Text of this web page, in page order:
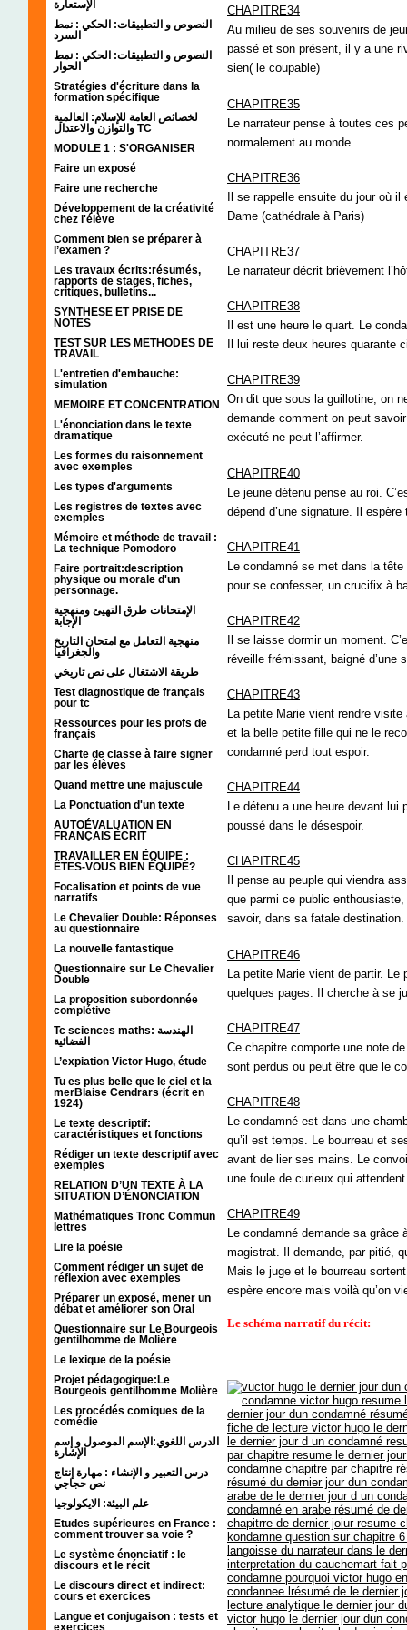
الإستعارة
النصوص و التطبيقات: الحكي : نمط
السرد
النصوص و التطبيقات: الحكي : نمط
الحوار
Stratégies d'écriture dans la
formation spécifique
لخصائص العامة للإسلام: العالمية
والتوازن والاعتدال TC
MODULE 1 : S'ORGANISER
Faire un exposé
Faire une recherche
Développement de la créativité
chez l'élève
Comment bien se préparer à
l’examen ?
Les travaux écrits:résumés,
rapports de stages, fiches,
critiques, bulletins...
SYNTHESE ET PRISE DE
NOTES
TEST SUR LES METHODES DE
TRAVAIL
L'entretien d'embauche:
simulation
MEMOIRE ET CONCENTRATION
L'énonciation dans le texte
dramatique
Les formes du raisonnement
avec exemples
Les types d'arguments
Les registres de textes avec
exemples
Mémoire et méthode de travail :
La technique Pomodoro
Faire portrait:description
physique ou morale d'un
personnage.
الإمتحانات طرق التهيئ ومنهجية
الإجابة
منهجية التعامل مع امتحان التاريخ
والجغرافيا
طريقة الاشتغال على نص تاريخي
Test diagnostique de français
pour tc
Ressources pour les profs de
français
Charte de classe à faire signer
par les élèves
Quand mettre une majuscule
La Ponctuation d'un texte
AUTOÉVALUATION EN
FRANÇAIS ÉCRIT
TRAVAILLER EN ÉQUIPE :
ÊTES-VOUS BIEN ÉQUIPÉ?
Focalisation et points de vue
narratifs
Le Chevalier Double: Réponses
au questionnaire
La nouvelle fantastique
Questionnaire sur Le Chevalier
Double
La proposition subordonnée
complétive
Tc sciences maths: الهندسة
الفضائية
L’expiation Victor Hugo, étude
Tu es plus belle que le ciel et la
merBlaise Cendrars (écrit en
1924)
Le texte descriptif:
caractéristiques et fonctions
Rédiger un texte descriptif avec
exemples
RELATION D’UN TEXTE À LA
SITUATION D’ÉNONCIATION
Mathématiques Tronc Commun
lettres
Lire la poésie
Comment rédiger un sujet de
réflexion avec exemples
Préparer un exposé, mener un
débat et améliorer son Oral
Questionnaire sur Le Bourgeois
gentilhomme de Molière
Le lexique de la poésie
Projet pédagogique:Le
Bourgeois gentilhomme Molière
Les procédés comiques de la
comédie
الدرس اللغوي:الإسم الموصول و إسم
الإشارة
درس التعبير و الإنشاء : مهارة إنتاج
نص حجاجي
علم البيئة: الايكولوجيا
Etudes supérieures en France :
comment trouver sa voie ?
Le système énonciatif : le
discours et le récit
Le discours direct et indirect:
cours et exercices
Langue et conjugaison : tests et
exercices
CHAPITRE34
Au milieu de ses souvenirs de
passé et son présent, il y a une
sien( le coupable)
CHAPITRE35
Le narrateur pense à toutes ces
normalement au monde.
CHAPITRE36
Il se rappelle ensuite du jour où
Dame (cathédrale à Paris)
CHAPITRE37
Le narrateur décrit brièvement
CHAPITRE38
Il est une heure le quart. Le
Il lui reste deux heures quarante
CHAPITRE39
On dit que sous la guillotine, on
demande comment on peut
exécuté ne peut l’affirmer.
CHAPITRE40
Le jeune détenu pense au roi.
dépend d’une signature. Il espère
CHAPITRE41
Le condamné se met dans la tête
pour se confesser, un crucifix à
CHAPITRE42
Il se laisse dormir un moment.
réveille frémissant, baigné d’une
CHAPITRE43
La petite Marie vient rendre
et la belle petite fille qui ne le
condamné perd tout espoir.
CHAPITRE44
Le détenu a une heure devant lui
poussé dans le désespoir.
CHAPITRE45
Il pense au peuple qui viendra
que parmi ce public
savoir, dans sa fatale destination.
CHAPITRE46
La petite Marie vient de partir. Le
quelques pages. Il cherche à se
CHAPITRE47
Ce chapitre comporte une note
sont perdus ou peut être que le
CHAPITRE48
Le condamné est dans une
qu’il est temps. Le bourreau et
avant de lier ses mains. Le
une foule de curieux qui attendent
CHAPITRE49
Le condamné demande sa grâce
magistrat. Il demande, par pitié,
Mais le juge et le bourreau
espère encore mais voilà qu’on
Le schéma narratif du récit: